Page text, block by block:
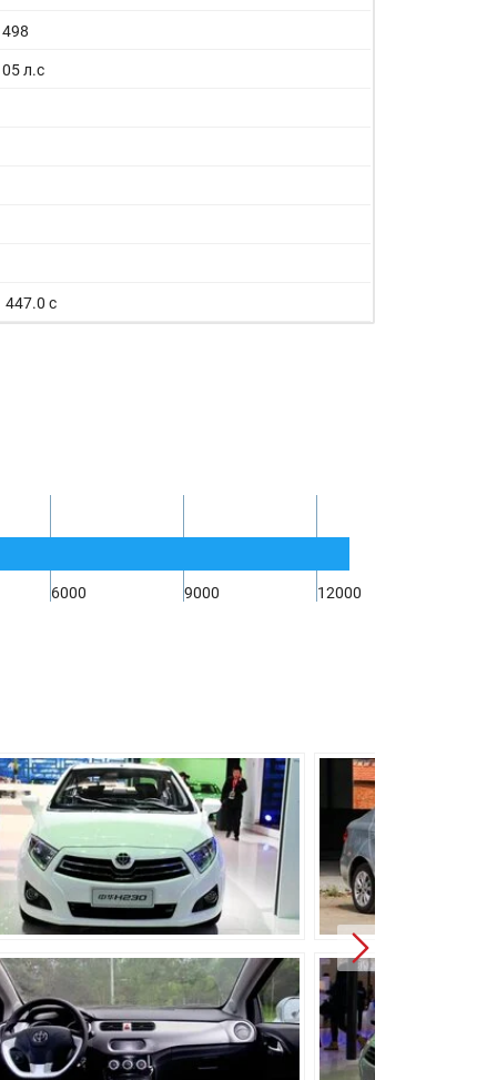
л.с
447.0 с
мм
мм
л
ти ступенчатая роботизированная
пружинная, тип МакФерсон
С торсионной балкой
6000 9000 12000